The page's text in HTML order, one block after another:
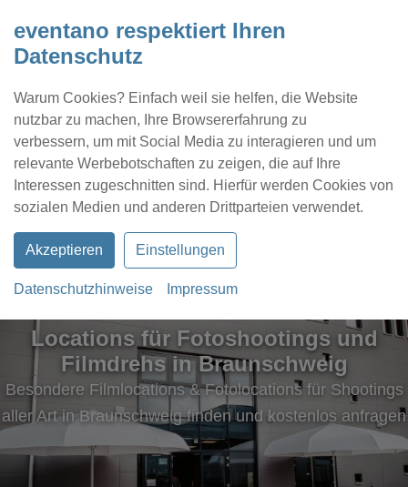
eventano respektiert Ihren
Datenschutz
Warum Cookies? Einfach weil sie helfen, die Website
nutzbar zu machen, Ihre Browsererfahrung zu
verbessern, um mit Social Media zu interagieren und um
relevante Werbebotschaften zu zeigen, die auf Ihre
Interessen zugeschnitten sind. Hierfür werden Cookies von
sozialen Medien und anderen Drittparteien verwendet.
Akzeptieren Einstellungen
Datenschutzhinweise Impressum
Kontakt Location eintragen Profil
Locations für Fotoshootings und
Filmdrehs in Braunschweig
Besondere Filmlocations & Fotolocations für Shootings
aller Art in Braunschweig finden und kostenlos anfragen